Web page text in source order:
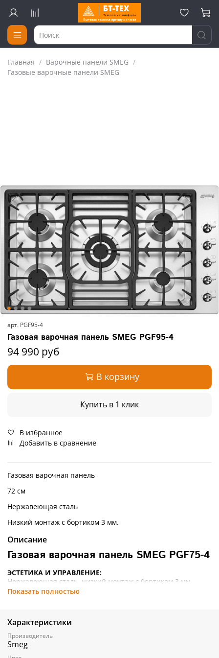
Главная
Варочные панели SMEG
Газовые варочные панели SMEG
арт. PGF95-4
Газовая варочная панель SMEG PGF95-4
94 990 руб
В корзину
Купить в 1 клик
В избранное
Добавить в сравнение
Газовая варочная панель
72 см
Нержавеющая сталь
Низкий монтаж с бортиком 3 мм.
Описание
Газовая варочная панель SMEG PGF75-4
ЭСТЕТИКА И УПРАВЛЕНИЕ:
Нержавеющая сталь, низкий монтаж с бортиком 3 мм
Чугунные решетки
ФУНКЦИОНАЛЬНОСТЬ:
Автоматический электроподжиг
5 газовых горелок:
Задняя левая – 1,8 кВт
Показать полностью
Характеристики
Производитель
Smeg